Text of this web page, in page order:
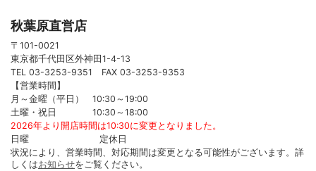
秋葉原直営店
〒101-0021
東京都千代田区外神田1-4-13
TEL 03-3253-9351 FAX 03-3253-9353
【営業時間】
月～金曜（平日） 10:30～19:00
土曜・祝日 10:30～18:00
2026年より開店時間は10:30に変更となりました。
日曜 定休日
状況により、営業時間、対応期間は変更となる可能性がございます。詳
しくはお知らせをご覧ください。